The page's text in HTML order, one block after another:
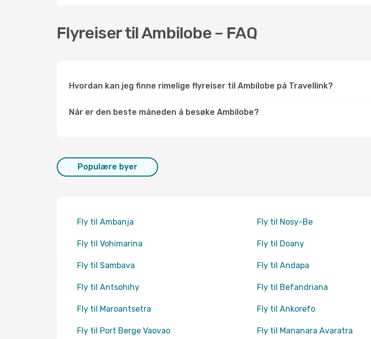
Flyreiser til Ambilobe – FAQ
Hvordan kan jeg finne rimelige flyreiser til Ambilobe på Travellink?
Når er den beste måneden å besøke Ambilobe?
Populære byer
Fly til Ambanja Fly til Nosy-Be
Fly til Vohimarina Fly til Doany
Fly til Sambava Fly til Andapa
Fly til Antsohihy Fly til Befandriana
Fly til Maroantsetra Fly til Ankorefo
Fly til Port Berge Vaovao Fly til Mananara Avaratra